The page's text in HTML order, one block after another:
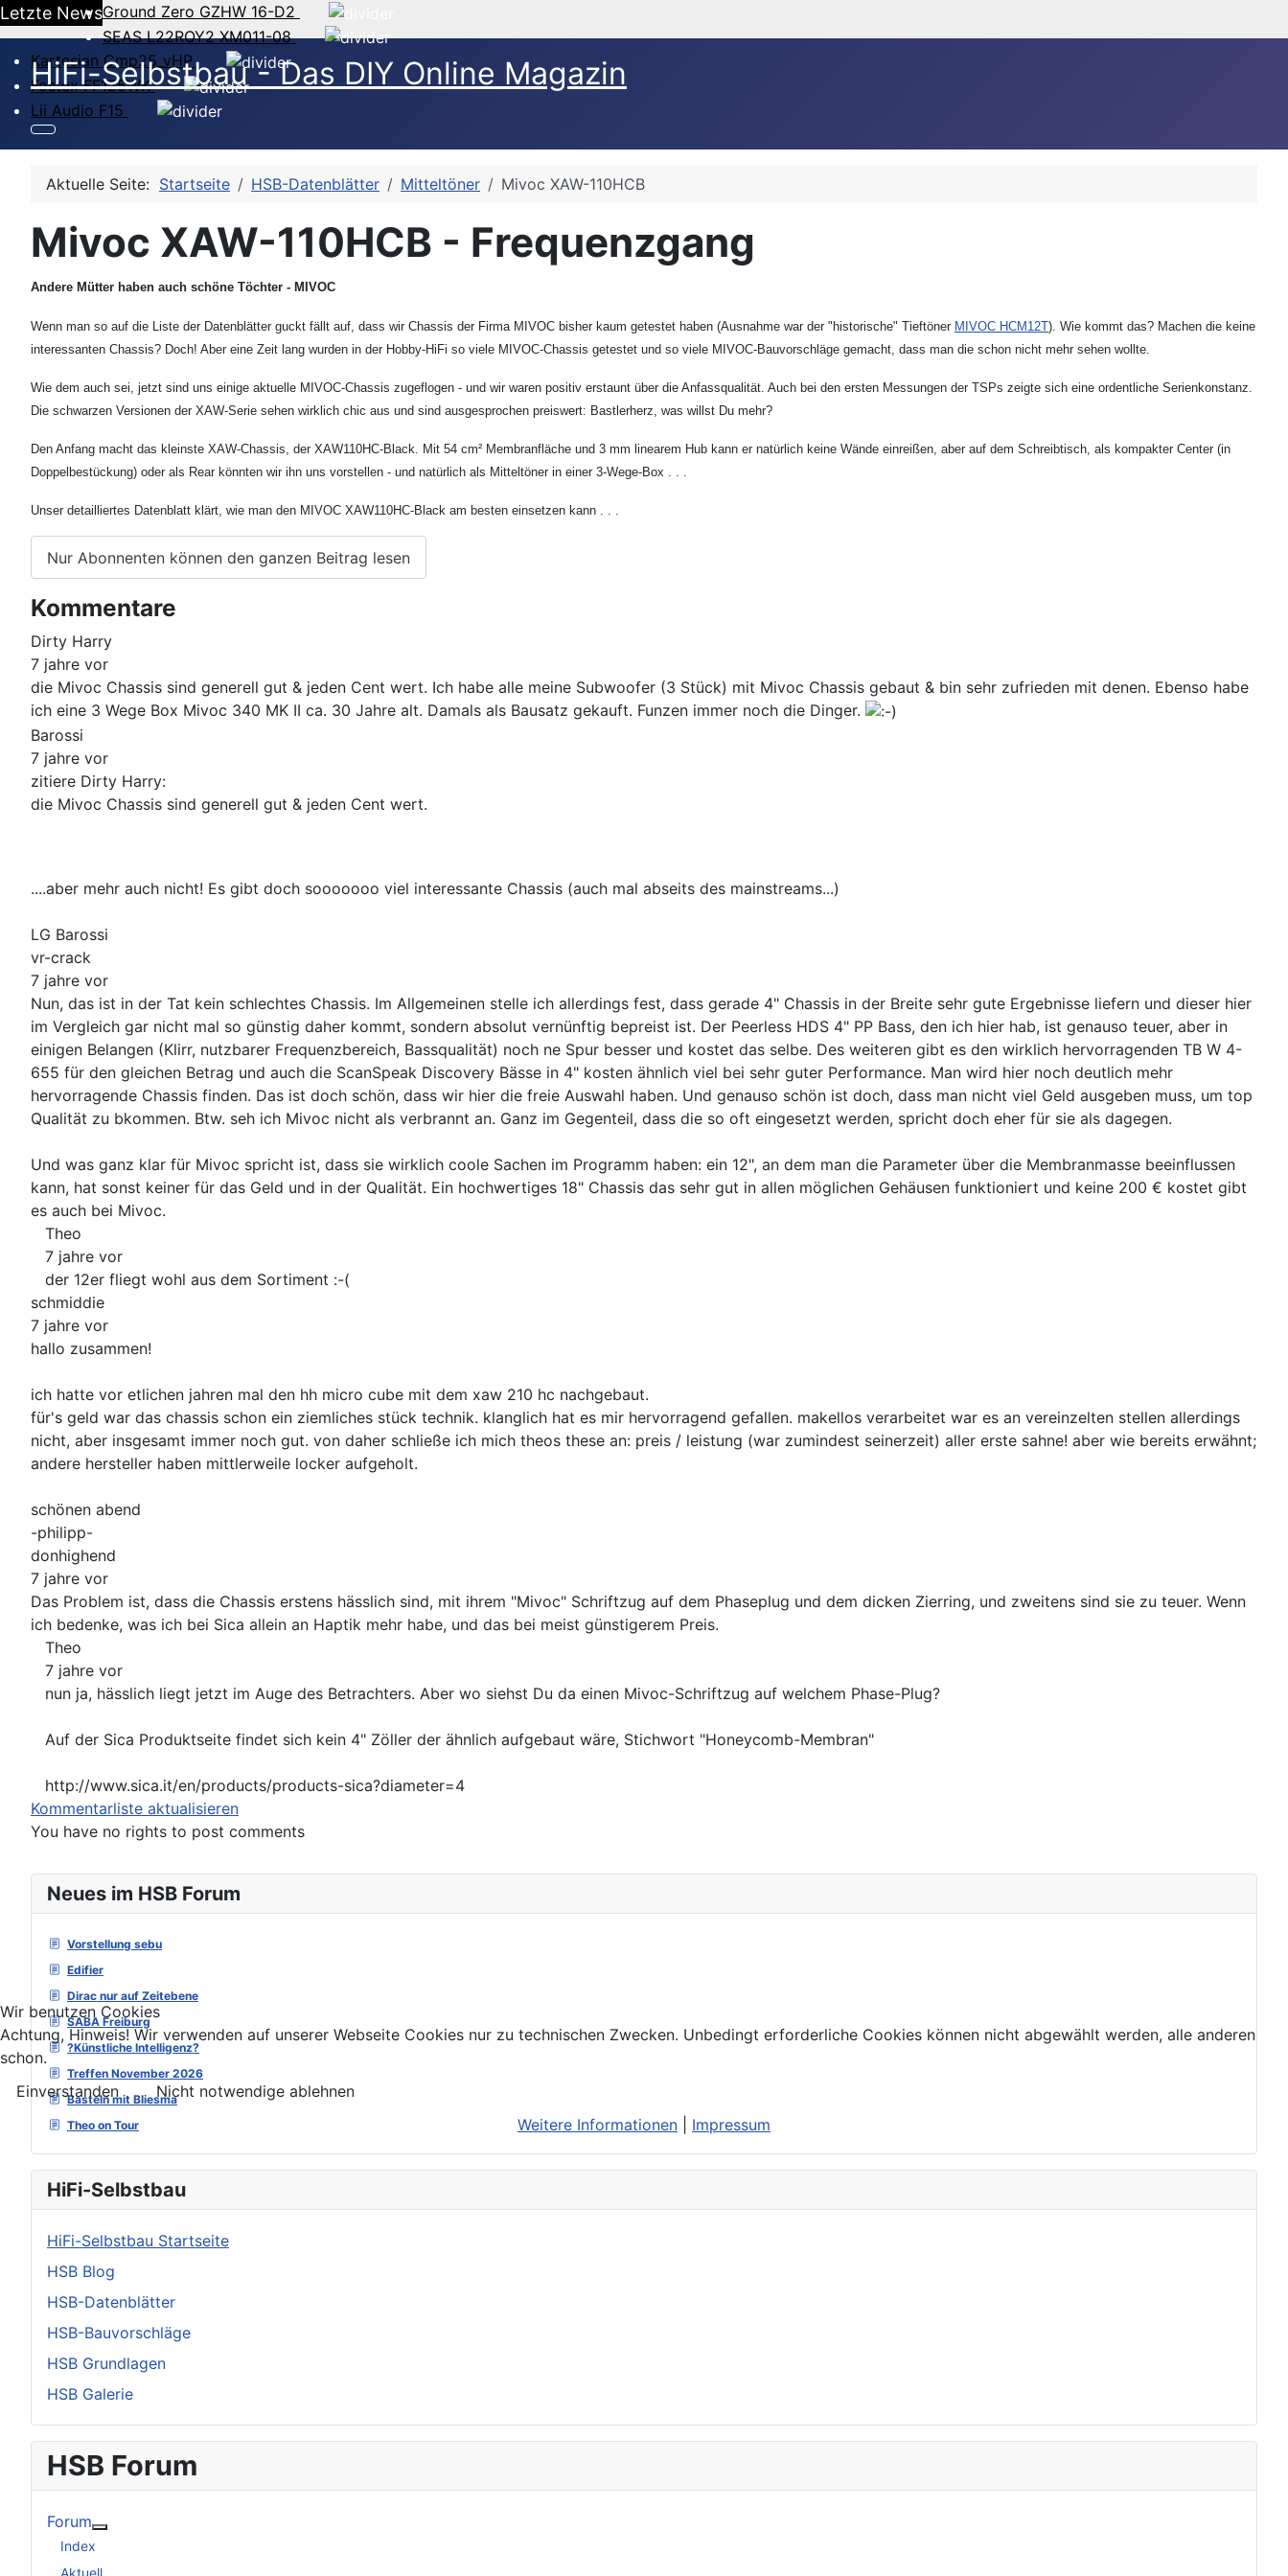
Letzte NewsGround Zero GZHW 16-D2
SEAS L22ROY2 XM011-08
Kartesian Cmp25_vHP
Fostex FF125WK
Lii Audio F15
HiFi-Selbstbau - Das DIY Online Magazin
Neues im HSB Forum
Vorstellung sebu
Edifier
Dirac nur auf Zeitebene
SABA Freiburg
?Künstliche Intelligenz?
Treffen November 2026
Basteln mit Bliesma
Theo on Tour
HiFi-Selbstbau
HiFi-Selbstbau Startseite
HSB Blog
HSB-Datenblätter
HSB-Bauvorschläge
HSB Grundlagen
HSB Galerie
HSB Forum
Forum
Index
Aktuelle Seite: Startseite HSB-Datenblätter Mitteltöner Mivoc XAW-110HCB
Mivoc XAW-110HCB - Frequenzgang
Andere Mütter haben auch schöne Töchter - MIVOC
Wenn man so auf die Liste der Datenblätter guckt fällt auf, dass wir Chassis der Firma MIVOC bisher kaum getestet haben (Ausnahme war der "historische" Tieftöner MIVOC HCM12T). Wie kommt das? Machen die keine
interessanten Chassis? Doch! Aber eine Zeit lang wurden in der Hobby-HiFi so viele MIVOC-Chassis getestet und so viele MIVOC-Bauvorschläge gemacht, dass man die schon nicht mehr sehen wollte.
Wie dem auch sei, jetzt sind uns einige aktuelle MIVOC-Chassis zugeflogen - und wir waren positiv erstaunt über die Anfassqualität. Auch bei den ersten Messungen der TSPs zeigte sich eine ordentliche Serienkonstanz.
Die schwarzen Versionen der XAW-Serie sehen wirklich chic aus und sind ausgesprochen preiswert: Bastlerherz, was willst Du mehr?
Den Anfang macht das kleinste XAW-Chassis, der XAW110HC-Black. Mit 54 cm² Membranfläche und 3 mm linearem Hub kann er natürlich keine Wände einreißen, aber auf dem Schreibtisch, als kompakter Center (in
Doppelbestückung) oder als Rear könnten wir ihn uns vorstellen - und natürlich als Mitteltöner in einer 3-Wege-Box . . .
Unser detailliertes Datenblatt klärt, wie man den MIVOC XAW110HC-Black am besten einsetzen kann . . .
Nur Abonnenten können den ganzen Beitrag lesen
Kommentare
Dirty Harry
7 jahre vor
die Mivoc Chassis sind generell gut & jeden Cent wert. Ich habe alle meine Subwoofer (3 Stück) mit Mivoc Chassis gebaut & bin sehr zufrieden mit denen. Ebenso habe
ich eine 3 Wege Box Mivoc 340 MK II ca. 30 Jahre alt. Damals als Bausatz gekauft. Funzen immer noch die Dinger.
Barossi
7 jahre vor
zitiere Dirty Harry:
die Mivoc Chassis sind generell gut & jeden Cent wert.
....aber mehr auch nicht! Es gibt doch sooooooo viel interessante Chassis (auch mal abseits des mainstreams...)
LG Barossi
vr-crack
7 jahre vor
Nun, das ist in der Tat kein schlechtes Chassis. Im Allgemeinen stelle ich allerdings fest, dass gerade 4" Chassis in der Breite sehr gute Ergebnisse liefern und dieser hier
im Vergleich gar nicht mal so günstig daher kommt, sondern absolut vernünftig bepreist ist. Der Peerless HDS 4" PP Bass, den ich hier hab, ist genauso teuer, aber in
einigen Belangen (Klirr, nutzbarer Frequenzbereich, Bassqualität) noch ne Spur besser und kostet das selbe. Des weiteren gibt es den wirklich hervorragenden TB W 4-
655 für den gleichen Betrag und auch die ScanSpeak Discovery Bässe in 4" kosten ähnlich viel bei sehr guter Performance. Man wird hier noch deutlich mehr
hervorragende Chassis finden. Das ist doch schön, dass wir hier die freie Auswahl haben. Und genauso schön ist doch, dass man nicht viel Geld ausgeben muss, um top
Qualität zu bkommen. Btw. seh ich Mivoc nicht als verbrannt an. Ganz im Gegenteil, dass die so oft eingesetzt werden, spricht doch eher für sie als dagegen.
Und was ganz klar für Mivoc spricht ist, dass sie wirklich coole Sachen im Programm haben: ein 12", an dem man die Parameter über die Membranmasse beeinflussen
kann, hat sonst keiner für das Geld und in der Qualität. Ein hochwertiges 18" Chassis das sehr gut in allen möglichen Gehäusen funktioniert und keine 200 € kostet gibt
es auch bei Mivoc.
Theo
7 jahre vor
der 12er fliegt wohl aus dem Sortiment :-(
schmiddie
7 jahre vor
hallo zusammen!
ich hatte vor etlichen jahren mal den hh micro cube mit dem xaw 210 hc nachgebaut.
für's geld war das chassis schon ein ziemliches stück technik. klanglich hat es mir hervorragend gefallen. makellos verarbeitet war es an vereinzelten stellen allerdings
nicht, aber insgesamt immer noch gut. von daher schließe ich mich theos these an: preis / leistung (war zumindest seinerzeit) aller erste sahne! aber wie bereits erwähnt;
andere hersteller haben mittlerweile locker aufgeholt.
schönen abend
-philipp-
donhighend
7 jahre vor
Das Problem ist, dass die Chassis erstens hässlich sind, mit ihrem "Mivoc" Schriftzug auf dem Phaseplug und dem dicken Zierring, und zweitens sind sie zu teuer. Wenn
ich bedenke, was ich bei Sica allein an Haptik mehr habe, und das bei meist günstigerem Preis.
Theo
7 jahre vor
nun ja, hässlich liegt jetzt im Auge des Betrachters. Aber wo siehst Du da einen Mivoc-Schriftzug auf welchem Phase-Plug?
Auf der Sica Produktseite findet sich kein 4" Zöller der ähnlich aufgebaut wäre, Stichwort "Honeycomb-Membran"
http://www.sica.it/en/products/products-sica?diameter=4
Kommentarliste aktualisieren
You have no rights to post comments
Wir benutzen Cookies
Achtung, Hinweis! Wir verwenden auf unserer Webseite Cookies nur zu technischen Zwecken. Unbedingt erforderliche Cookies können nicht abgewählt werden, alle anderen
schon.
Einverstanden
Nicht notwendige ablehnen
Weitere Informationen
Impressum